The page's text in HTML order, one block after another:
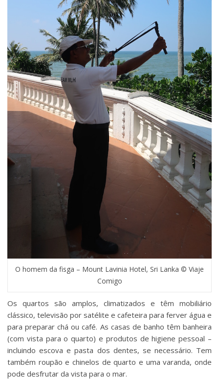
O homem da fisga – Mount Lavinia Hotel, Sri Lanka © Viaje
Comigo
Os quartos são amplos, climatizados e têm mobiliário
clássico, televisão por satélite e cafeteira para ferver água e
para preparar chá ou café. As casas de banho têm banheira
(com vista para o quarto) e produtos de higiene pessoal –
incluindo escova e pasta dos dentes, se necessário. Tem
também roupão e chinelos de quarto e uma varanda, onde
pode desfrutar da vista para o mar.